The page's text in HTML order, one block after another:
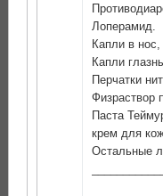
Лоперамид.
Капли в нос,
Капли
Перчатки
Физраствор
Паста
крем для
Остальные